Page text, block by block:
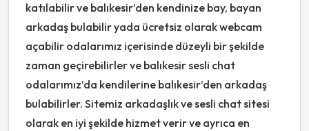
katılabilir ve balıkesir’den kendinize bay, bayan
arkadaş bulabilir yada ücretsiz olarak webcam
açabilir odalarımız içerisinde düzeyli bir şekilde
zaman geçirebilirler ve balıkesir sesli chat
odalarımız’da kendilerine balıkesir’den arkadaş
bulabilirler. Sitemiz arkadaşlık ve sesli chat sitesi
olarak en iyi şekilde hizmet verir ve ayrıca en